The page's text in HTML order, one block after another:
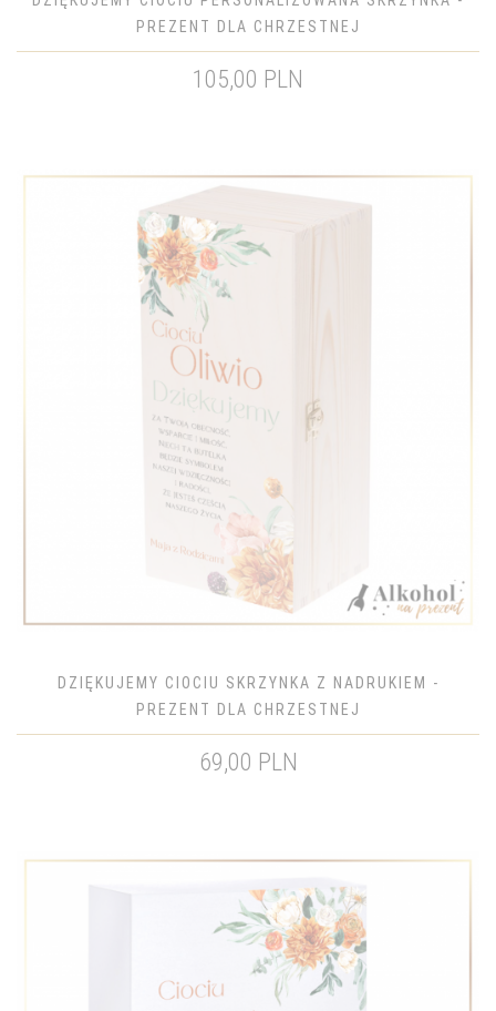
PREZENT DLA CHRZESTNEJ
105,00 PLN
DZIĘKUJEMY CIOCIU SKRZYNKA Z NADRUKIEM -
PREZENT DLA CHRZESTNEJ
69,00 PLN